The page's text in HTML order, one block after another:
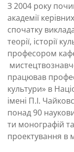
З 2004 року
академії
спочатку
теорії, історії
професором
працював
культури» в
імені П.І.
понад 90
ти монографій
проектування в